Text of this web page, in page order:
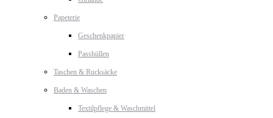
Papeterie
Geschenkpapier
Passhüllen
Taschen & Rucksäcke
Baden & Waschen
Textilpflege & Waschmittel